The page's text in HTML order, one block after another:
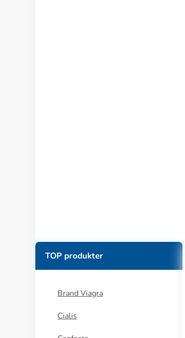
TOP produkter
Brand Viagra
Cialis